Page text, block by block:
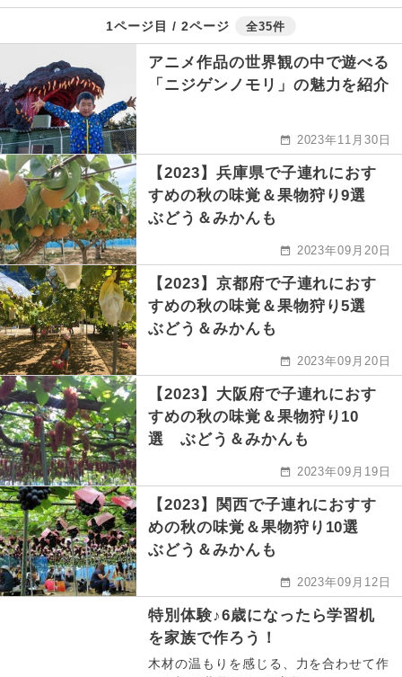
1ページ目 / 2ページ 全35件
アニメ作品の世界観の中で遊べる
「ニジゲンノモリ」の魅力を紹介
2023年11月30日
【2023】兵庫県で子連れにおす
すめの秋の味覚＆果物狩り9選
ぶどう＆みかんも
2023年09月20日
【2023】京都府で子連れにおす
すめの秋の味覚＆果物狩り5選
ぶどう＆みかんも
2023年09月20日
【2023】大阪府で子連れにおす
すめの秋の味覚＆果物狩り10
選 ぶどう＆みかんも
2023年09月19日
【2023】関西で子連れにおすす
めの秋の味覚＆果物狩り10選
ぶどう＆みかんも
2023年09月12日
特別体験♪6歳になったら学習机
を家族で作ろう！
木材の温もりを感じる、力を合わせて作